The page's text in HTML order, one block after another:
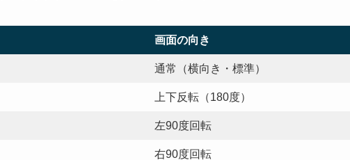
画面の向き
通常（横向き・標準）
上下反転（180度）
左90度回転
右90度回転